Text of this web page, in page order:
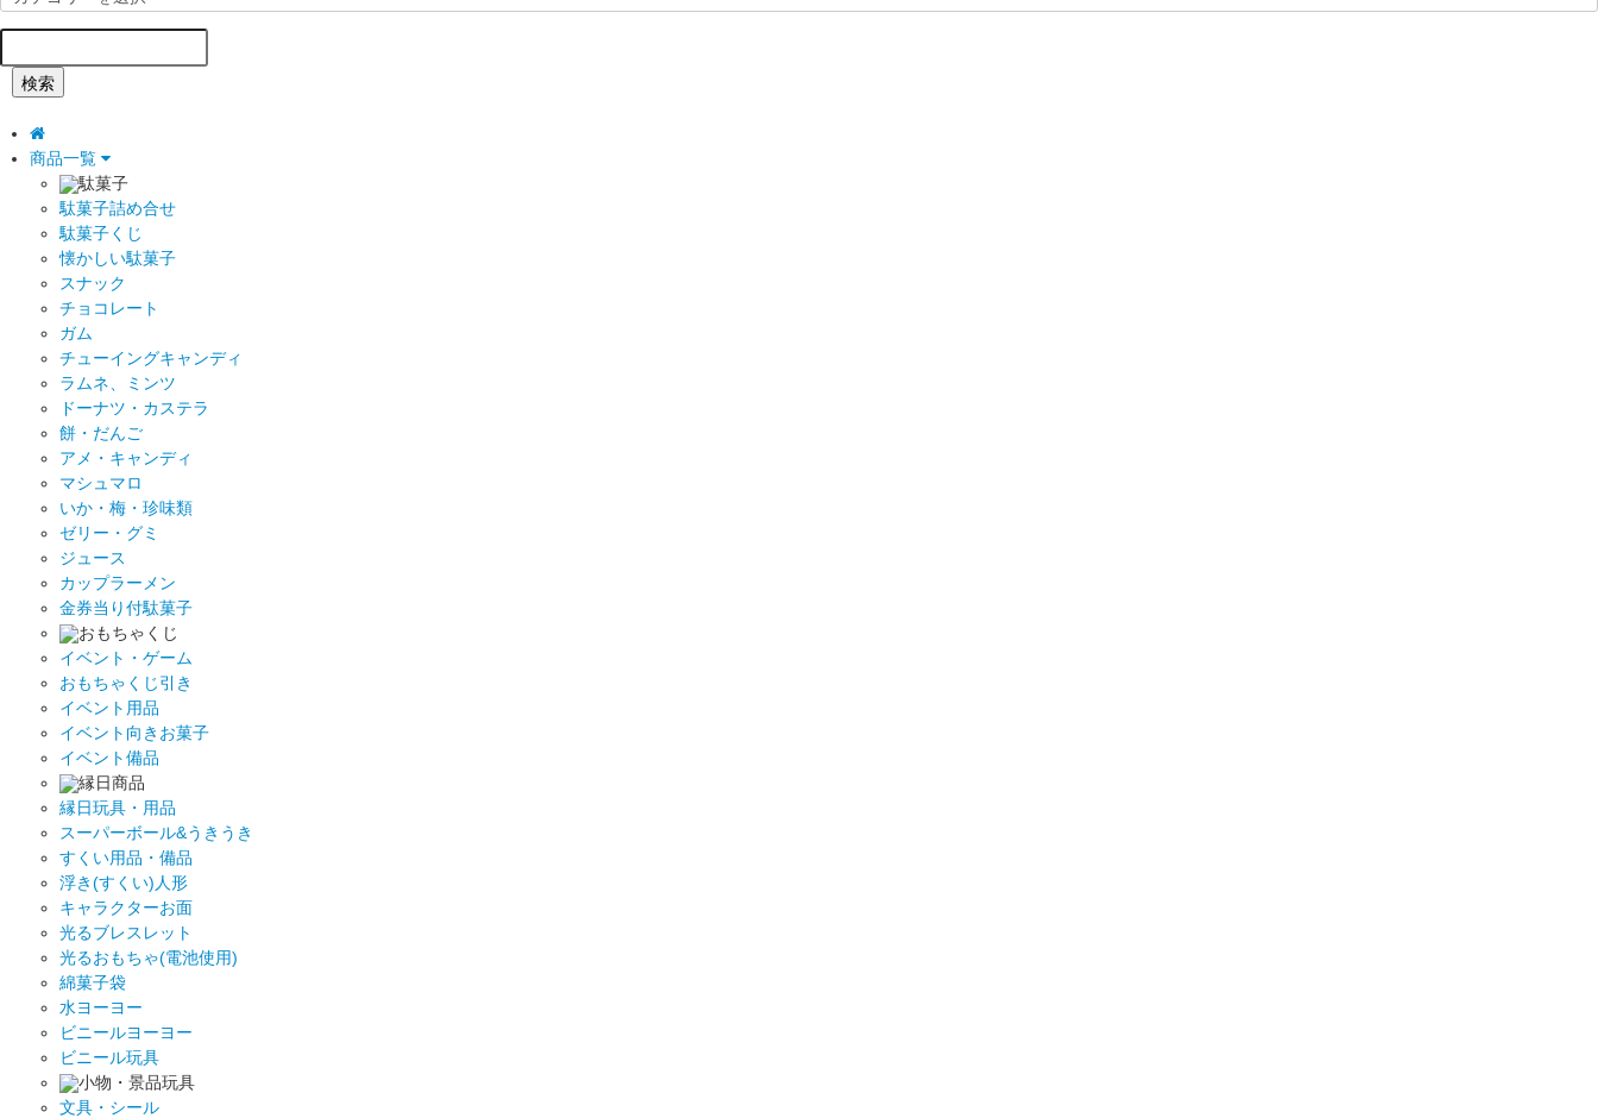
検索
商品一覧
駄菓子
駄菓子詰め合せ
駄菓子くじ
懐かしい駄菓子
スナック
チョコレート
ガム
チューイングキャンディ
ラムネ、ミンツ
ドーナツ・カステラ
餅・だんご
アメ・キャンディ
マシュマロ
いか・梅・珍味類
ゼリー・グミ
ジュース
カップラーメン
金券当り付駄菓子
おもちゃくじ
イベント・ゲーム
おもちゃくじ引き
イベント用品
イベント向きお菓子
イベント備品
縁日商品
縁日玩具・用品
スーパーボール&うきうき
すくい用品・備品
浮き(すくい)人形
キャラクターお面
光るブレスレット
光るおもちゃ(電池使用)
綿菓子袋
水ヨーヨー
ビニールヨーヨー
ビニール玩具
小物・景品玩具
文具・シール